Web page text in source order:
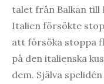
talet från Balkan
Italien försökte
att försöka stoppa
på den italienska
dem. Själva